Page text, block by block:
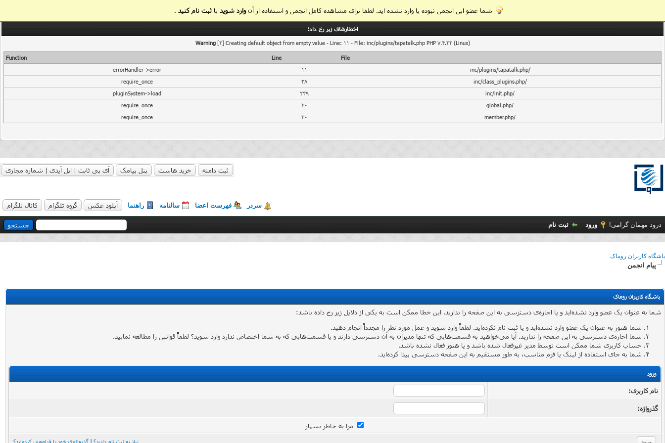
شما عضو این انجمن نبوده یا وارد نشده اید. لطفا برای مشاهده کامل انجمن و استفاده از آنوارد شوید یاثبت نام کنید .
اخطار‌های زیر رخ داد:
Warning[2] Creating default object from empty value - Line: 11 - File: inc/plugins/tapatalk.php PHP 7.4.33 (Linux)
File
Line
Function
/inc/plugins/tapatalk.php
11
errorHandler->error
/inc/class_plugins.php
38
require_once
/inc/init.php
239
pluginSystem->load
/global.php
20
require_once
/member.php
30
require_once
ثبت دامنه خرید هاست پنل پیامک آی پی ثابت | اپل آیدی | شماره مجازی
سردر فهرست اعضا سالنامه راهنما آپلود عکس گروه تلگرام کانال تلگرام
درود مهمان گرامی! ورود ثبت نام
باشگاه کاربران روماک
پیام انجمن
باشگاه کاربران روماک
شما به عنوان یک عضو وارد نشده‌اید و یا اجازه‌ی دسترسی به این صفحه را ندارید. این خطا ممکن است به یکی از دلایل زیر رخ داده باشد:
شما هنوز به عنوان یک عضو وارد نشده‌اید و یا ثبت نام نکرده‌اید. لطفاً وارد شوید و عمل مورد نظر را مجدداً انجام دهید.
شما اجازه‌ی دسترسی به این صفحه را ندارید. آیا می‌خواهید به قسمت‌هایی که تنها مدیران به آن دسترسی دارند و یا قسمت‌هایی که به شما اختصاص ندارد وارد شوید؟ لطفاً قوانین را مطالعه نمایید.
حساب کاربری شما ممکن است توسط مدیر غیرفعال شده باشد و یا هنوز فعال نشده باشد.
شما به جای استفاده از لینک یا فرم مناسب، به طور مستقیم به این صفحه دسترسی پیدا کرده‌اید.
ورود
نام کاربری:
گذرواژه‌:
مرا به خاطر بسپار
نیاز به ثبت نام دارید؟ | گذرواژه‌ی خود را فراموش کرده‌اید؟